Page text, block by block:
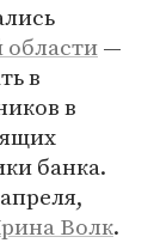
области—
в
в
банка.
Волк.